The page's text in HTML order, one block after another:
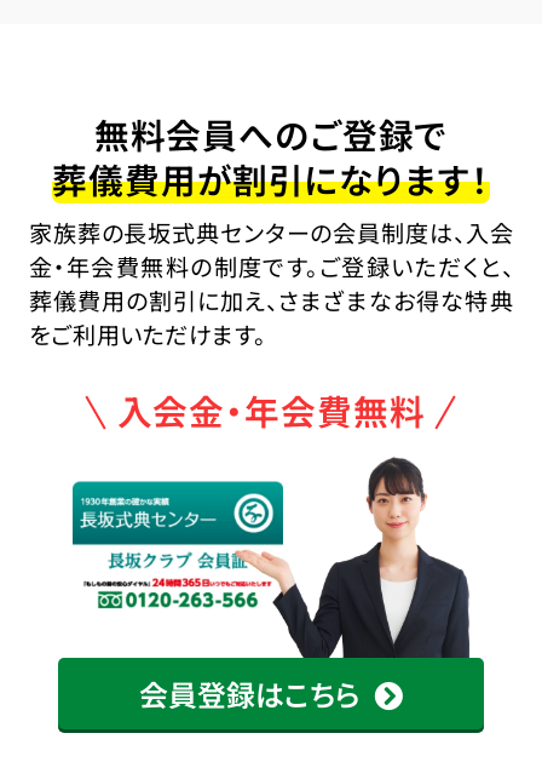
無料会員へのご登録で
葬儀費用が割引になります！
家族葬の長坂式典センターの会員制度は、入会
金・年会費無料の制度です。ご登録いただくと、
葬儀費用の割引に加え、さまざまなお得な特典
をご利用いただけます。
会員登録はこちら
入会金・年会費無料